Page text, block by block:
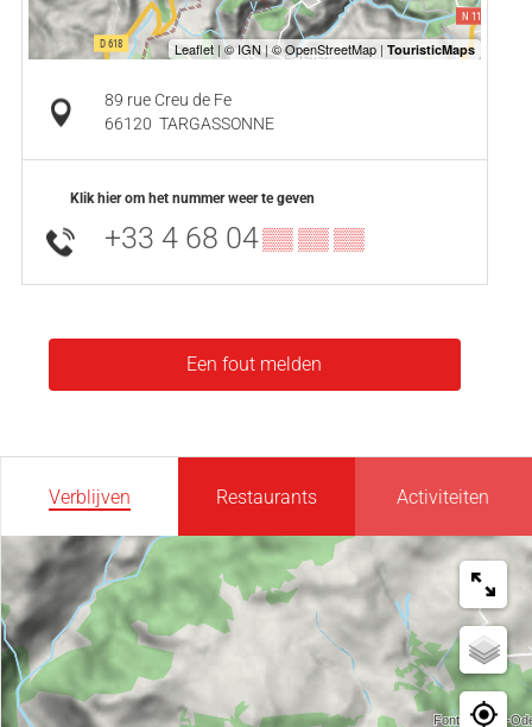
89 rue Creu de Fe
66120 TARGASSONNE
Klik hier om het nummer weer te geven
+33 4 68 04▒▒ ▒▒ ▒▒
Een fout melden
Verblijven Restaurants Activiteiten